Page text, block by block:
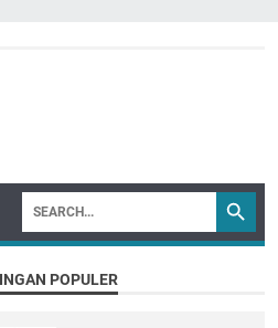
POPULER